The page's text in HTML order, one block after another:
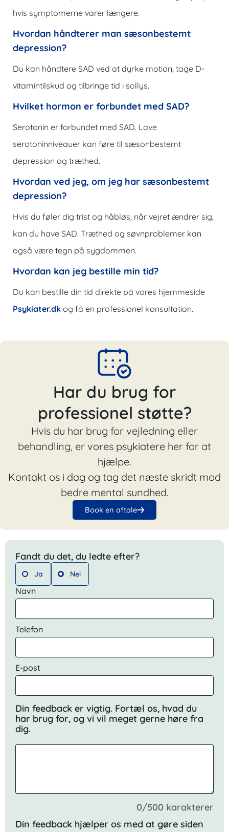
hvis symptomerne varer længere.
Hvordan håndterer man sæsonbestemt
depression?
Du kan håndtere SAD ved at dyrke motion, tage D-
vitamintilskud og tilbringe tid i sollys.
Hvilket hormon er forbundet med SAD?
Serotonin er forbundet med SAD. Lave
serotoninniveauer kan føre til sæsonbestemt
depression og træthed.
Hvordan ved jeg, om jeg har sæsonbestemt
depression?
Hvis du føler dig trist og håbløs, når vejret ændrer sig,
kan du have SAD. Træthed og søvnproblemer kan
også være tegn på sygdommen.
Hvordan kan jeg bestille min tid?
Du kan bestille din tid direkte på vores hjemmeside
Psykiater.dk og få en professionel konsultation.
Har du brug for
professionel støtte?
Hvis du har brug for vejledning eller
behandling, er vores psykiatere her for at
hjælpe.
Kontakt os i dag og tag det næste skridt mod
bedre mental sundhed.
Book en aftale
Fandt du det, du ledte efter?
Ja Nei
Navn
Telefon
E-post
Din feedback er vigtig. Fortæl os, hvad du
har brug for, og vi vil meget gerne høre fra
dig.
0/500 karakterer
Din feedback hjælper os med at gøre siden